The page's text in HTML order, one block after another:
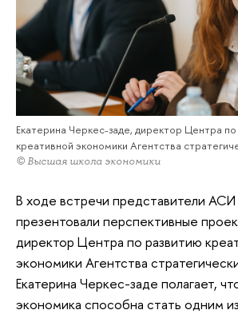
Екатерина Черкес-заде, директор Центра
креативной экономики Агентства
© Высшая школа экономики
В ходе встречи представители
презентовали перспективные
директор Центра по развитию
экономики Агентства
Екатерина Черкес-заде полагает,
экономика способна стать одним